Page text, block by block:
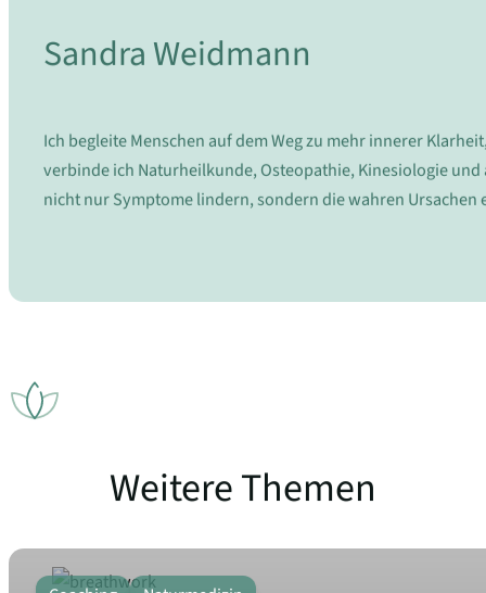
Sandra Weidmann
Ich begleite Menschen auf dem Weg zu mehr innerer
verbinde ich Naturheilkunde, Osteopathie, Kinesiologie
nicht nur Symptome lindern, sondern die wahren
Weitere Themen